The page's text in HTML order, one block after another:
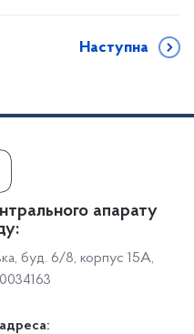
Наступна
апарату
буд. 6/8, корпус 15А,